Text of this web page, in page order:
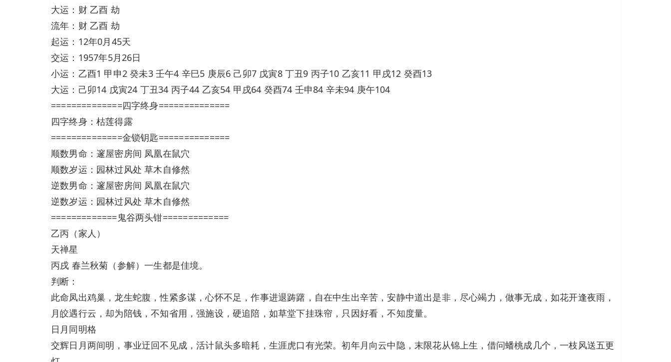
大运：财 乙酉 劫
流年：财 乙酉 劫
起运：12年0月45天
交运：1957年5月26日
小运：乙酉1 甲申2 癸未3 壬午4 辛巳5 庚辰6 己卯7 戊寅8 丁丑9 丙子10 乙亥11 甲戌12 癸酉13
大运：己卯14 戊寅24 丁丑34 丙子44 乙亥54 甲戌64 癸酉74 壬申84 辛未94 庚午104
==============四字终身==============
四字终身：枯莲得露
==============金锁钥匙==============
顺数男命：邃屋密房间 凤凰在鼠穴
顺数岁运：园林过风处 草木自修然
逆数男命：邃屋密房间 凤凰在鼠穴
逆数岁运：园林过风处 草木自修然
=============鬼谷两头钳=============
乙丙（家人）
天禅星
丙戌 春兰秋菊（参解）一生都是佳境。
判断：
此命凤出鸡巢，龙生蛇腹，性紧多谋，心怀不足，作事进退踌躇，自在中生出辛苦，安静中道出是非，尽心竭力，做事无成，如花开逢夜雨，
月皎遇行云，却为陪钱，不知省用，强施设，硬追陪，如草堂下挂珠帘，只因好看，不知度量。
日月同明格
交辉日月两间明，事业迂回不见成，活计鼠头多暗耗，生涯虎口有光荣。初年月向云中隐，末限花从锦上生，借问蟠桃成几个，一枝风送五更